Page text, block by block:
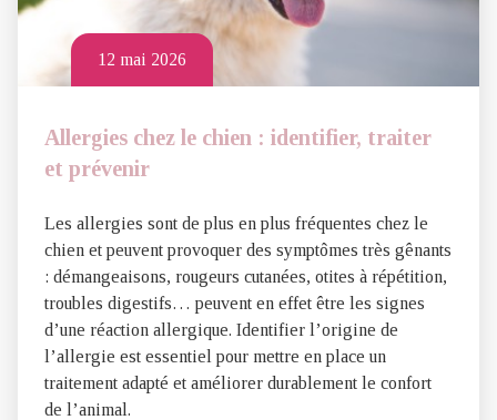
12 mai 2026
Allergies chez le chien : identifier, traiter
et prévenir
Les allergies sont de plus en plus fréquentes chez le
chien et peuvent provoquer des symptômes très gênants
: démangeaisons, rougeurs cutanées, otites à répétition,
troubles digestifs… peuvent en effet être les signes
d’une réaction allergique. Identifier l’origine de
l’allergie est essentiel pour mettre en place un
traitement adapté et améliorer durablement le confort
de l’animal.